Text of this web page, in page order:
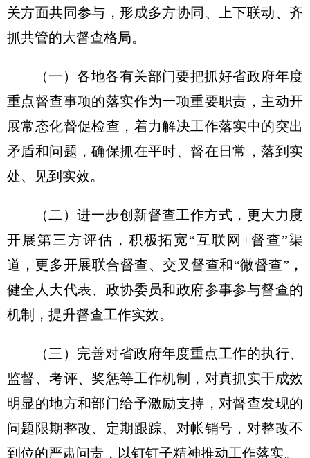
关方面共同参与，形成多方协同、上下联动、齐
抓共管的大督查格局。
（一）各地各有关部门要把抓好省政府年度
重点督查事项的落实作为一项重要职责，主动开
展常态化督促检查，着力解决工作落实中的突出
矛盾和问题，确保抓在平时、督在日常，落到实
处、见到实效。
（二）进一步创新督查工作方式，更大力度
开展第三方评估，积极拓宽“互联网+督查”渠
道，更多开展联合督查、交叉督查和“微督查”，
健全人大代表、政协委员和政府参事参与督查的
机制，提升督查工作实效。
（三）完善对省政府年度重点工作的执行、
监督、考评、奖惩等工作机制，对真抓实干成效
明显的地方和部门给予激励支持，对督查发现的
问题限期整改、定期跟踪、对帐销号，对整改不
到位的严肃问责，以钉钉子精神推动工作落实。